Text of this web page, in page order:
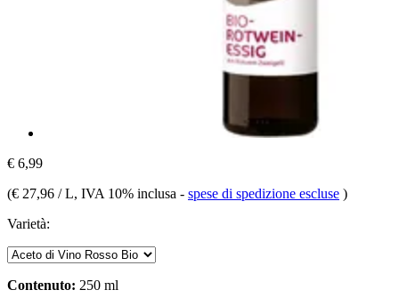
€ 6,99
(€ 27,96 / L, IVA 10% inclusa - spese di spedizione escluse )
Varietà:
Contenuto: 250 ml